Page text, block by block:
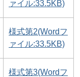
ァイル:33.5KB)
様式第2(Wordフ
ァイル:33.5KB)
様式第3(Wordフ